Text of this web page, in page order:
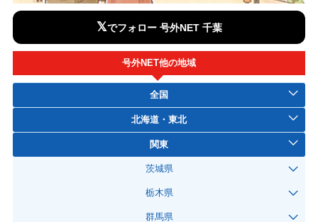
𝕏でフォロー 号外NET 千葉
号外NET他の地域
全国
北海道・東北
関東
茨城県
栃木県
群馬県